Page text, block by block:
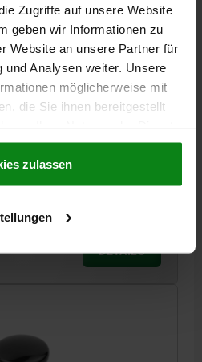
Zugriffe auf unsere Website
geben wir Informationen zu
Website an unsere Partner für
und Analysen weiter. Unsere
möglicherweise mit
die Sie ihnen bereitgestellt
Richtlinien
|AGB
zulassen
D1=21 DUROPLAST,
BLANK
H=17
KOMPONENTE=EDELSTAHL
DETAILS